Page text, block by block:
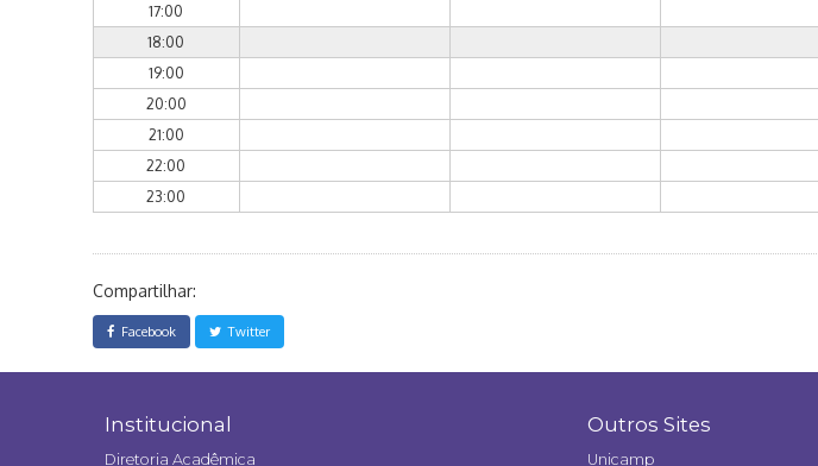
17:00
18:00
19:00
20:00
21:00
22:00
23:00
Compartilhar:
Facebook Twitter
Institucional
Diretoria Acadêmica
Outros Sites
Unicamp